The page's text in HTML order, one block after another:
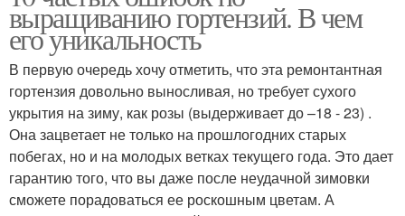
выращиванию гортензий. В чем
его уникальность
В первую очередь хочу отметить, что эта ремонтантная
гортензия довольно выносливая, но требует сухого
укрытия на зиму, как розы (выдерживает до –18 - 23) .
Она зацветает не только на прошлогодних старых
побегах, но и на молодых ветках текущего года. Это дает
гарантию того, что вы даже после неудачной зимовки
сможете порадоваться ее роскошным цветам. А